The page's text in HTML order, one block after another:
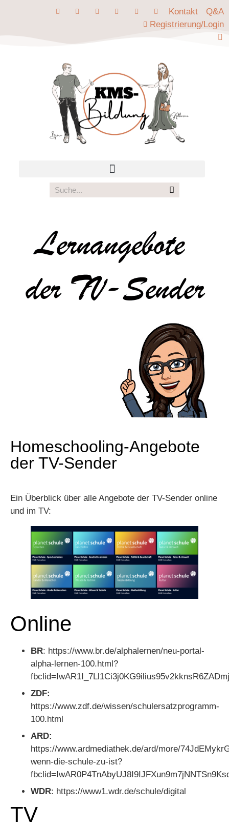
Kontakt
Q&A
Registrierung/Login
Homeschooling-Angebote
der TV-Sender
Ein Überblick über alle Angebote der TV-Sender online
und im TV:
Online
BR: https://www.br.de/alphalernen/neu-portal-
alpha-lernen-100.html?
ZDF:
https://www.zdf.de/wissen/schulersatzprogramm-
100.html
ARD:
https://www.ardmediathek.de/ard/more/
wenn-die-schule-zu-ist?
WDR: https://www1.wdr.de/schule/digital
TV